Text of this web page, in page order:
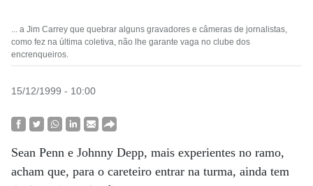
... a Jim Carrey que quebrar alguns gravadores e câmeras de jornalistas,
como fez na última coletiva, não lhe garante vaga no clube dos
encrenqueiros.
15/12/1999 - 10:00
Sean Penn e Johnny Depp, mais experientes no ramo,
acham que, para o careteiro entrar na turma, ainda tem